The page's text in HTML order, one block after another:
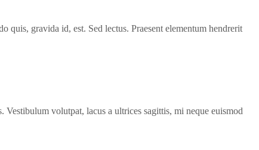
quis, gravida id, est. Sed lectus. Praesent elementum hendrerit
volutpat, lacus a ultrices sagittis, mi neque euismod